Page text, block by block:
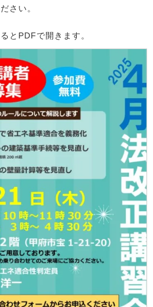
さい。
とPDFで開きます。